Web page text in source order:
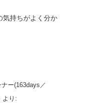
気持ちがよく分か
ー(163days／
より: